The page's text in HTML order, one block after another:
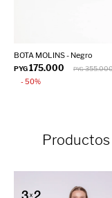
BOTA MOLINS - Negro
PYG175.000 PYG
50